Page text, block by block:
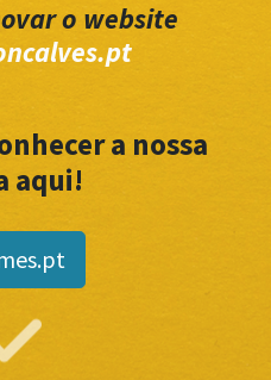
o website
a nossa
aqui!